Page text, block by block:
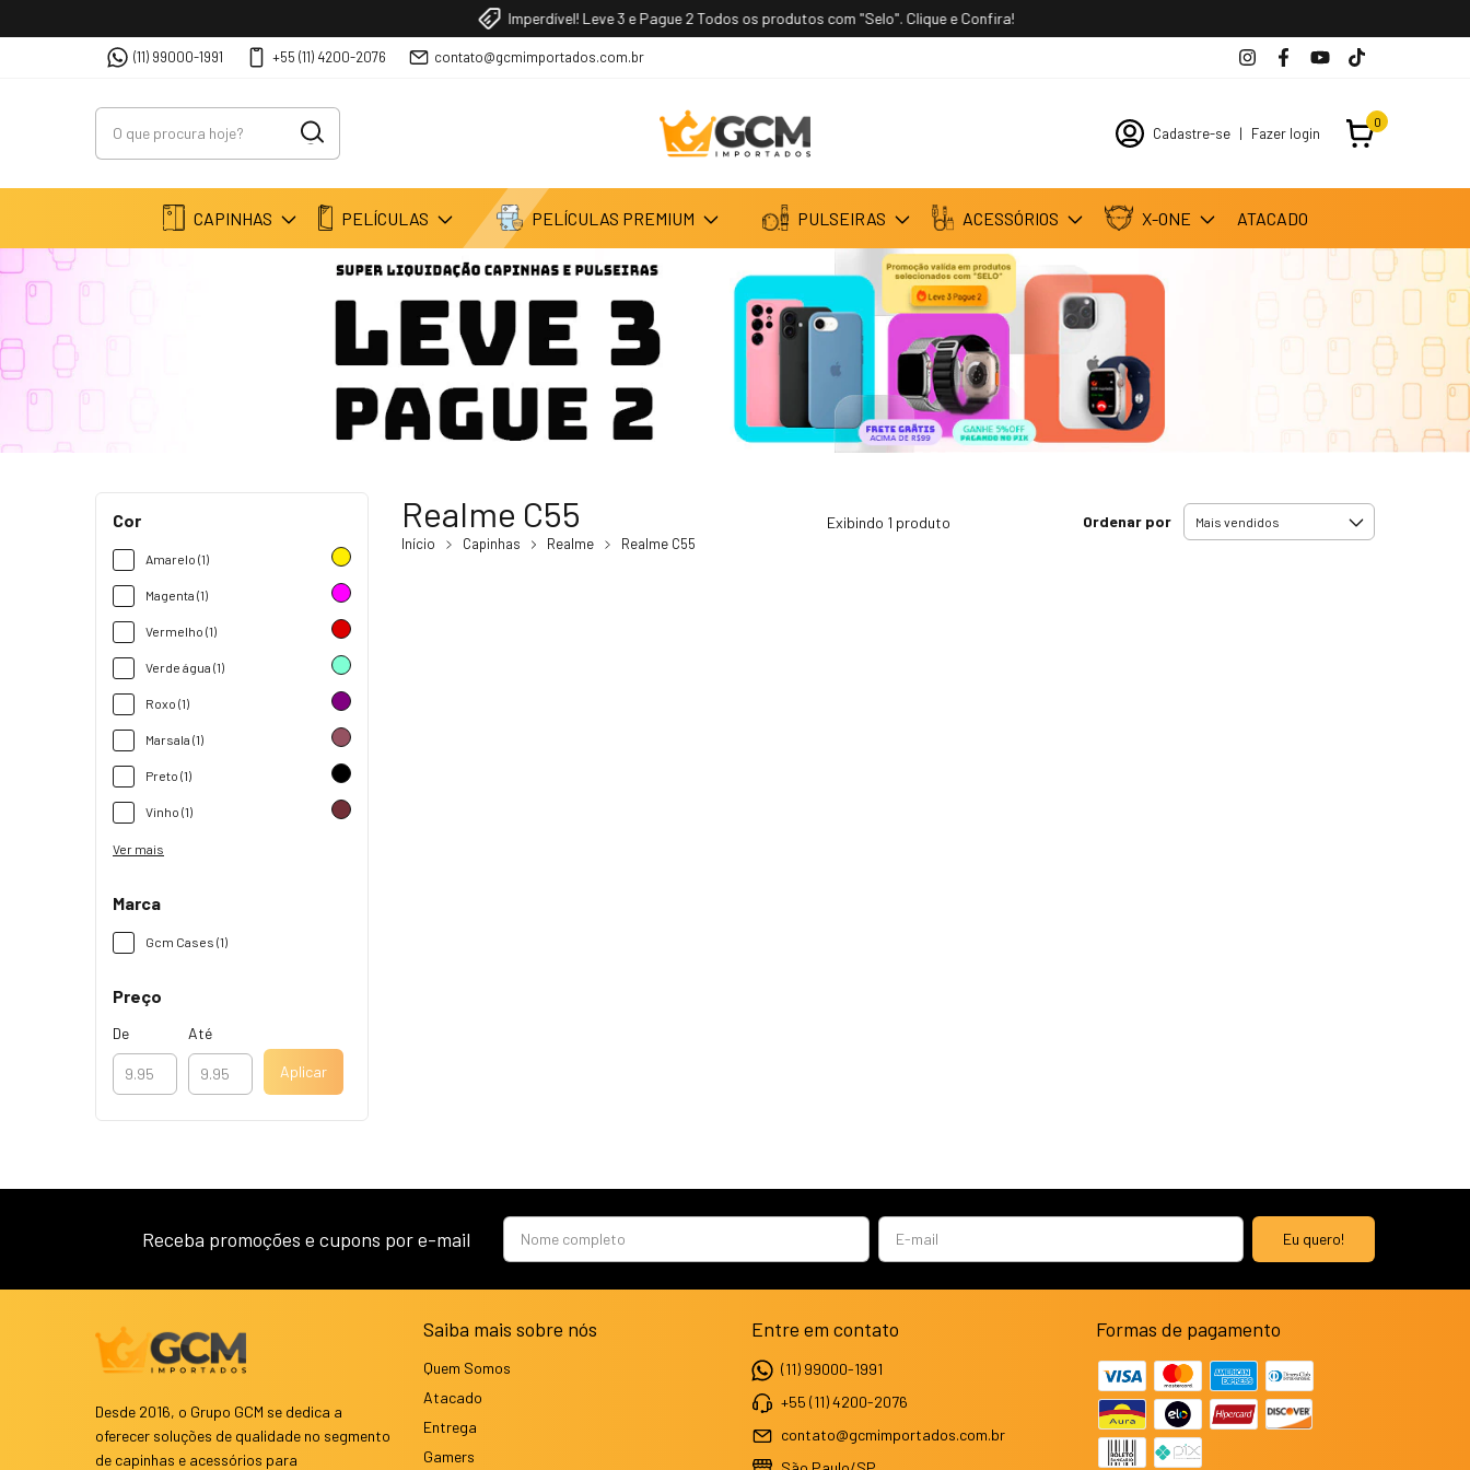
Imperdível! Leve 3 e Pague 2 Todos os produtos com "Selo". Clique e Confira!
(11) 99000-1991 +55 (11) 4200-2076 contato@gcmimportados.com.br
Cadastre-se | Fazer login
0
CAPINHAS PELÍCULAS PELÍCULAS PREMIUM PULSEIRAS ACESSÓRIOS X-ONE ATACADO
Cor
Amarelo (1)
Magenta (1)
Vermelho (1)
Verde água (1)
Roxo (1)
Marsala (1)
Preto (1)
Vinho (1)
Ver mais
Marca
Gcm Cases (1)
Preço
De Até
Aplicar
Realme C55
Início Capinhas Realme Realme C55
Exibindo 1 produto Ordenar por
Receba promoções e cupons por e-mail
Desde 2016, o Grupo GCM se dedica a
oferecer soluções de qualidade no segmento
de capinhas e acessórios para
Saiba mais sobre nós
Quem Somos
Atacado
Entrega
Gamers
Entre em contato
(11) 99000-1991
+55 (11) 4200-2076
contato@gcmimportados.com.br
Formas de pagamento